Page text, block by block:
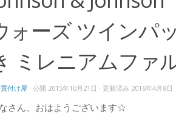
ォーズ ツインパ
ミレニアムファ
買付け屋 · 公開 2015年10月21日 · 更新済み 2016年4月8日
さん、おはようございます☆